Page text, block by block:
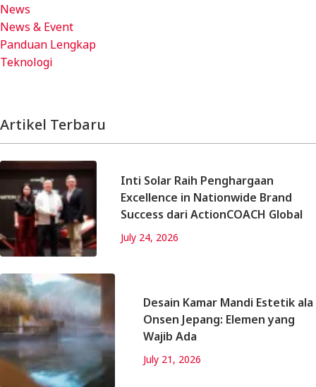
News
News & Event
Panduan Lengkap
Teknologi
Artikel Terbaru
Inti Solar Raih Penghargaan
Excellence in Nationwide Brand
Success dari ActionCOACH Global
July 24, 2026
Desain Kamar Mandi Estetik ala
Onsen Jepang: Elemen yang
Wajib Ada
July 21, 2026